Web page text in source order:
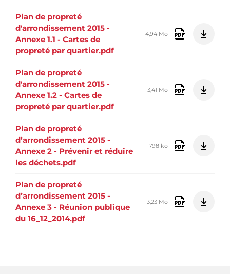
Plan de propreté
d'arrondissement 2015 -
Annexe 1.1 - Cartes de
propreté par quartier.pdf
4,94 Mo
Plan de propreté
d'arrondissement 2015 -
Annexe 1.2 - Cartes de
propreté par quartier.pdf
3,41 Mo
Plan de propreté
d’arrondissement 2015 -
Annexe 2 - Prévenir et réduire
les déchets.pdf
798 ko
Plan de propreté
d’arrondissement 2015 -
Annexe 3 - Réunion publique
du 16_12_2014.pdf
3,23 Mo